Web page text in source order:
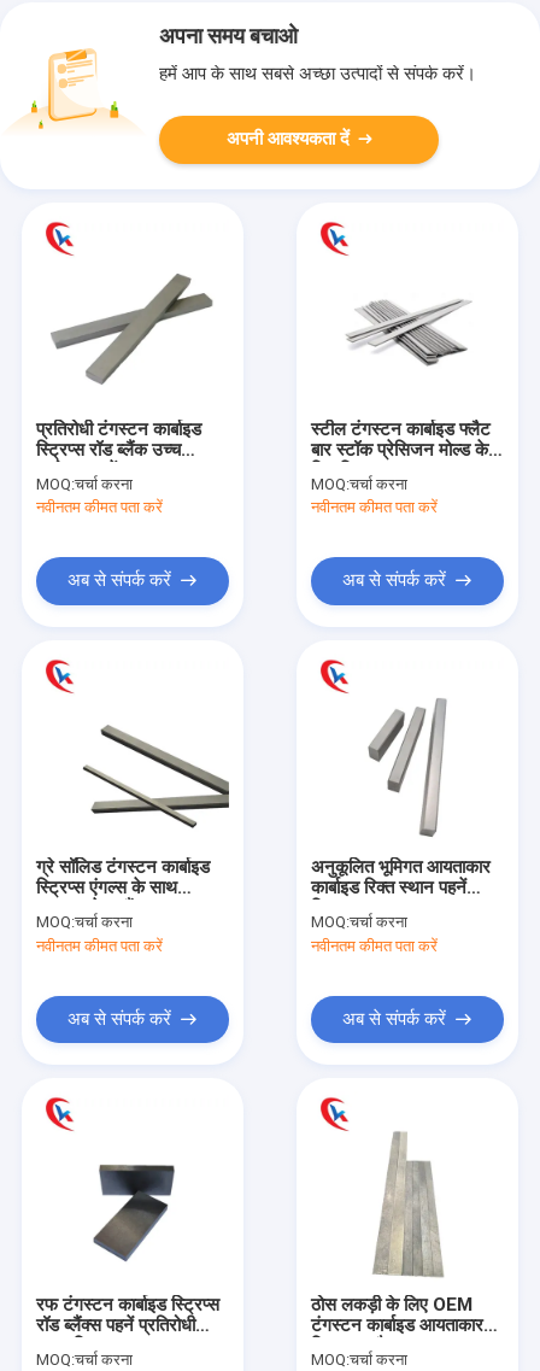
उत्पादों
हमारे बारे में
कारखाना भ्रमण
संपर्क करें
अपना समय बचाओ
हमें आप के साथ सबसे अच्छा उत्पादों से संपर्क करें।
अपनी आवश्यकता दें
प्रतिरोधी टंगस्टन कार्बाइड
स्ट्रिप्स रॉड ब्लैंक उच्च
कठोरता पहनें
MOQ:चर्चा करना
नवीनतम कीमत पता करें
अब से संपर्क करें
स्टील टंगस्टन कार्बाइड फ्लैट
बार स्टॉक प्रेसिजन मोल्ड के
लिए निकाला गया
MOQ:चर्चा करना
नवीनतम कीमत पता करें
अब से संपर्क करें
ग्रे सॉलिड टंगस्टन कार्बाइड
स्ट्रिप्स एंगल्स के साथ
एक्सट्रूडेड ब्लैंक्स
MOQ:चर्चा करना
नवीनतम कीमत पता करें
अब से संपर्क करें
अनुकूलित भूमिगत आयताकार
कार्बाइड रिक्त स्थान पहनें
स्ट्रिप्स मध्यम कण
MOQ:चर्चा करना
नवीनतम कीमत पता करें
अब से संपर्क करें
रफ टंगस्टन कार्बाइड स्ट्रिप्स
रॉड ब्लैंक्स पहनें प्रतिरोधी
अनुकूलित
MOQ:चर्चा करना
ठोस लकड़ी के लिए OEM
टंगस्टन कार्बाइड आयताकार
स्ट्रिप्स फ्लैट बार
MOQ:चर्चा करना